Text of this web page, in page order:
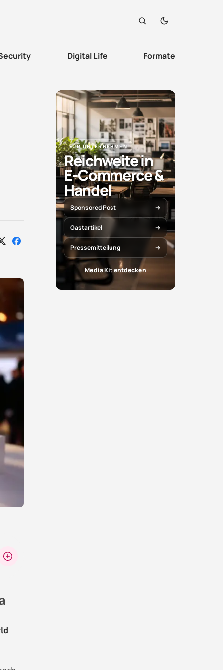
Digital Life Formate
Auf Auf
FÜR UNTERNEHMEN
Reichweite in
E-Commerce &
Handel
Sponsored Post
Gastartikel
Pressemitteilung
Media Kit entdecken